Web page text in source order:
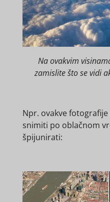
Na ovakvim
zamislite što se vidi
Npr. ovakve
snimiti po oblačnom
špijunirati: